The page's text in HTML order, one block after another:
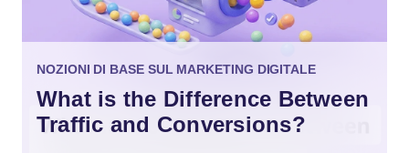
NOZIONI DI BASE SUL MARKETING DIGITALE
What is the Difference Between
Traffic and Conversions?